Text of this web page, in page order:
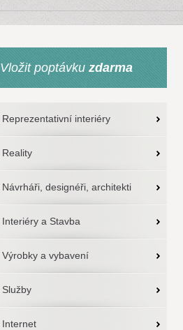
Vložit poptávku zdarma
Reprezentativní interiéry
Reality
Návrháři, designéři, architekti
Interiéry a Stavba
Výrobky a vybavení
Služby
Internet